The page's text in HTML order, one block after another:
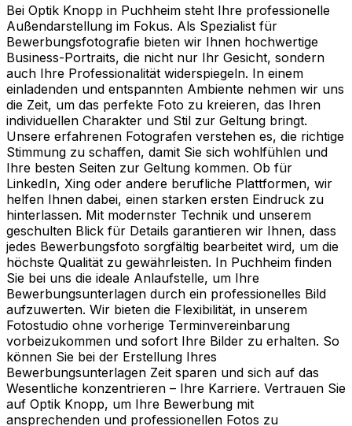
Bei Optik Knopp in Puchheim steht Ihre professionelle
Außendarstellung im Fokus. Als Spezialist für
Bewerbungsfotografie bieten wir Ihnen hochwertige
Business-Portraits, die nicht nur Ihr Gesicht, sondern
auch Ihre Professionalität widerspiegeln. In einem
einladenden und entspannten Ambiente nehmen wir uns
die Zeit, um das perfekte Foto zu kreieren, das Ihren
individuellen Charakter und Stil zur Geltung bringt.
Unsere erfahrenen Fotografen verstehen es, die richtige
Stimmung zu schaffen, damit Sie sich wohlfühlen und
Ihre besten Seiten zur Geltung kommen. Ob für
LinkedIn, Xing oder andere berufliche Plattformen, wir
helfen Ihnen dabei, einen starken ersten Eindruck zu
hinterlassen. Mit modernster Technik und unserem
geschulten Blick für Details garantieren wir Ihnen, dass
jedes Bewerbungsfoto sorgfältig bearbeitet wird, um die
höchste Qualität zu gewährleisten. In Puchheim finden
Sie bei uns die ideale Anlaufstelle, um Ihre
Bewerbungsunterlagen durch ein professionelles Bild
aufzuwerten. Wir bieten die Flexibilität, in unserem
Fotostudio ohne vorherige Terminvereinbarung
vorbeizukommen und sofort Ihre Bilder zu erhalten. So
können Sie bei der Erstellung Ihres
Bewerbungsunterlagen Zeit sparen und sich auf das
Wesentliche konzentrieren – Ihre Karriere. Vertrauen Sie
auf Optik Knopp, um Ihre Bewerbung mit
ansprechenden und professionellen Fotos zu